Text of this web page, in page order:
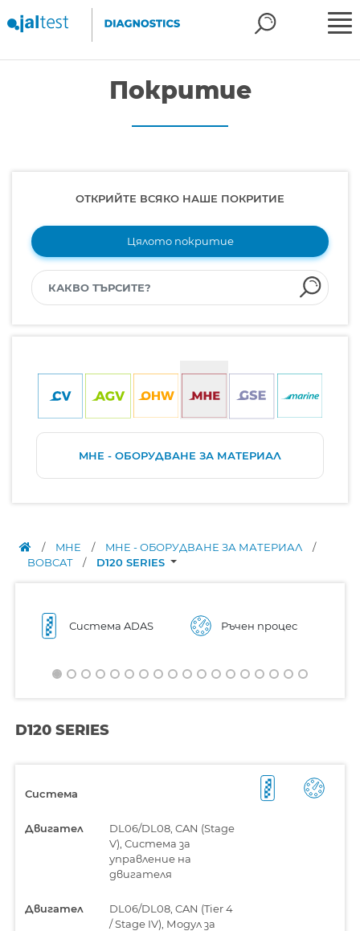
Покритие
ОТКРИЙТЕ ВСЯКО НАШЕ ПОКРИТИЕ
Цялото покритие
MHE - ОБОРУДВАНЕ ЗА МАТЕРИАЛ
/ MHE / MHE - ОБОРУДВАНЕ ЗА МАТЕРИАЛ
/
BOBCAT
/ D120 SERIES
Система ADAS Ръчен процес
D120 SERIES
Система
Двигател
DL06/DL08, CAN (Stage
V), Система за
управление на
двигателя
Двигател
DL06/DL08, CAN (Tier 4
/ Stage IV), Модул за